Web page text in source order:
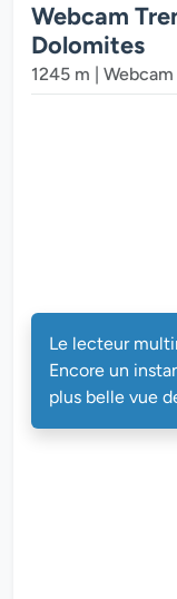
Webcam
Dolomites
1245 m |
multimédia
Le lecteur
Encore un
plus belle vue